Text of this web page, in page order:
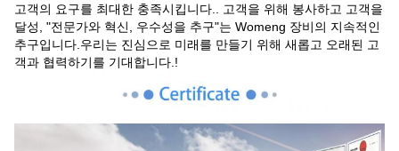
고객의 요구를 최대한 충족시킵니다.. 고객을 위해 봉사하고 고객을
달성, "전문가와 혁신, 우수성을 추구"는 Womeng 장비의 지속적인
추구입니다.우리는 진심으로 미래를 만들기 위해 새롭고 오래된 고
객과 협력하기를 기대합니다.!